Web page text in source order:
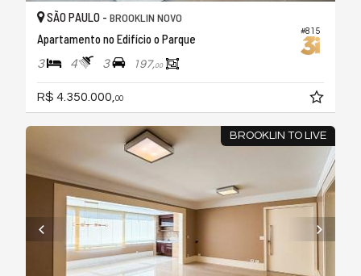
#815
SÃO PAULO - BROOKLIN NOVO
Apartamento no Edifício o Parque
3 4 3 197,00
R$ 4.350.000,00
BROOKLIN TO LIVE